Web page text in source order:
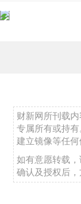
财新网所刊载
专属所有或持
建立镜像等任何
如有意愿转载
确认及授权后，